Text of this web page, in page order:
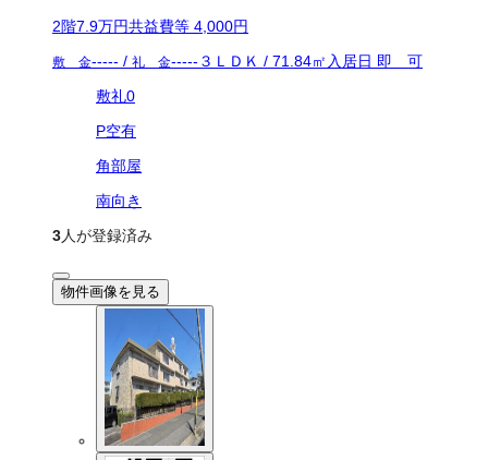
2階7.9万円共益費等 4,000円
敷 金----- / 礼 金----- ３ＬＤＫ / 71.84㎡ 入居日 即 可
敷礼0
P空有
角部屋
南向き
3人が登録済み
物件画像を見る